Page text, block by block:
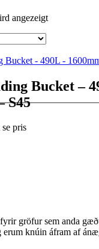
angezeigt
Bucket –
S45
pris
gröfur sem anda
knúin áfram af